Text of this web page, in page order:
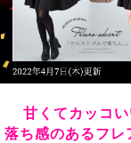
2019/02/15
ﾌﾚｱがたっぷりあ
ウエストのゴムが
ｱﾝﾀﾞｰｽｶｰﾄとして
ﾒｲﾝで着ないと勿
甘くてカッコ
落ち感のあるフレ